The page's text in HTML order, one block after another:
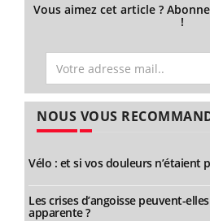
Vous aimez cet article ?
!
NOUS VOUS
Vélo : et si vos douleurs n’étaient
Les crises d’angoisse peuvent-
apparente ?